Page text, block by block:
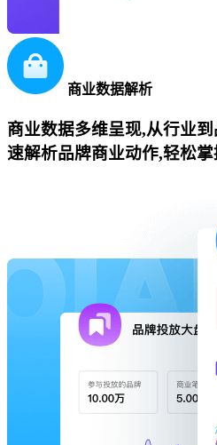
商业数据解析
商业数据多维呈现,从行业
速解析品牌商业动作,轻松掌